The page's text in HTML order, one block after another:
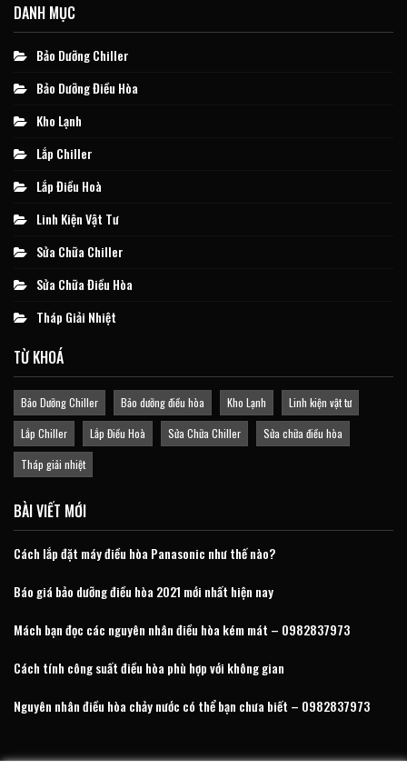
DANH MỤC
Bảo Dưỡng Chiller
Bảo Dưỡng Điều Hòa
Kho Lạnh
Lắp Chiller
Lắp Điều Hoà
Linh Kiện Vật Tư
Sửa Chữa Chiller
Sửa Chữa Điều Hòa
Tháp Giải Nhiệt
TỪ KHOÁ
Bảo Dưỡng Chiller Bảo dưỡng điều hòa Kho Lạnh
Linh kiện vật tư
Lắp Chiller
Lắp Điều Hoà Sửa Chữa Chiller
Sửa chữa điều hòa
Tháp giải nhiệt
BÀI VIẾT MỚI
Cách lắp đặt máy điều hòa Panasonic như thế nào?
Báo giá bảo dưỡng điều hòa 2021 mới nhất hiện nay
Mách bạn đọc các nguyên nhân điều hòa kém mát – 0982837973
Cách tính công suất điều hòa phù hợp với không gian
Nguyên nhân điều hòa chảy nước có thể bạn chưa biết – 0982837973